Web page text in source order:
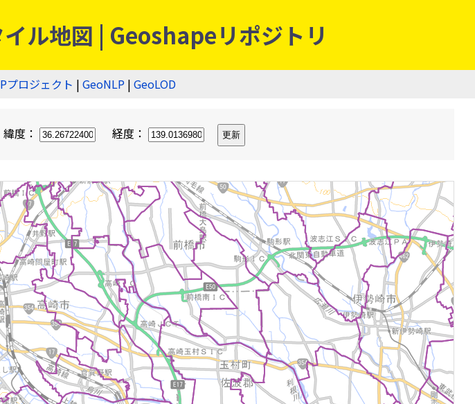
ル地図 | Geoshapeリポジトリ
プロジェクト | GeoNLP | GeoLOD
緯度： 経度：